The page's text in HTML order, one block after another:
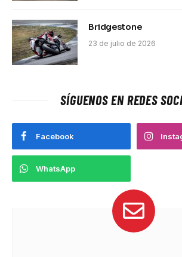
Bridgestone
23 de julio de 2026
SÍGUENOS EN REDES
Facebook
WhatsApp